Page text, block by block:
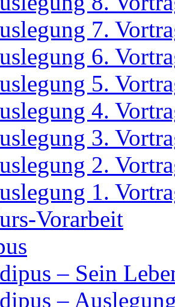
7.
6.
5.
4.
3.
2.
1.
Vorarbeit
– Sein
–